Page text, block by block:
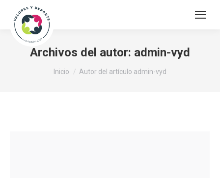
Archivos del autor: admin-vyd
Estás aquí:
Inicio Autor del artículo admin-vyd